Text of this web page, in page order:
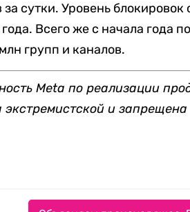
за сутки. Уровень
Всего же с начала года
групп и каналов.
Meta по реализации
экстремистской и запрещена